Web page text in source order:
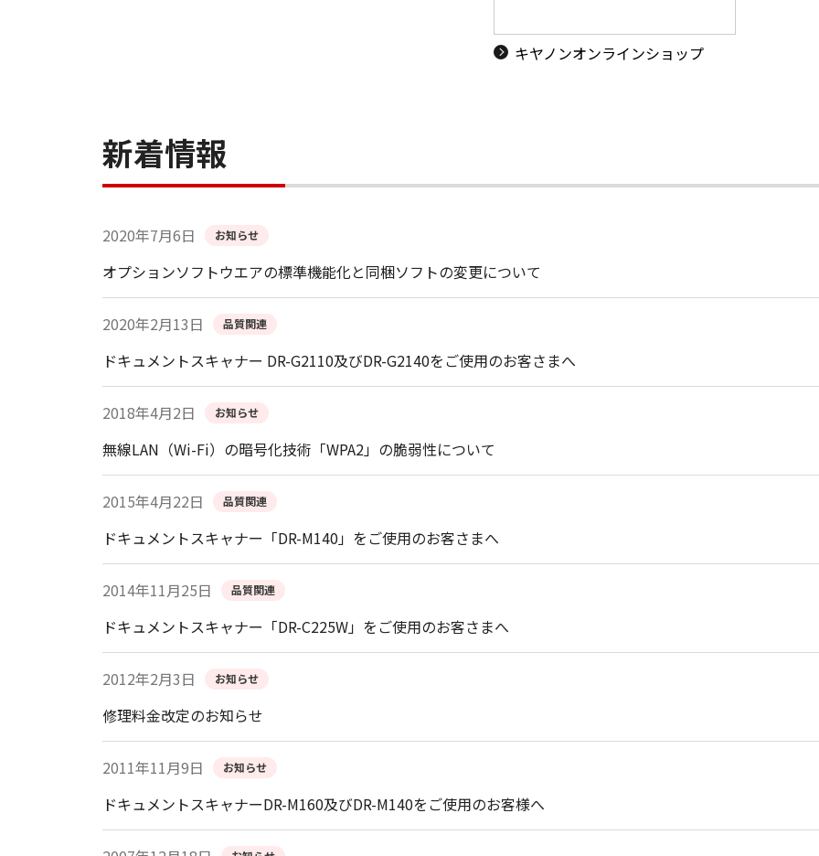
キヤノンオンラインショップ
新着情報
2020年7月6日 お知らせ
オプションソフトウエアの標準機能化と同梱ソフトの変更について
2020年2月13日 品質関連
ドキュメントスキャナー DR-G2110及びDR-G2140をご使用のお客さまへ
2018年4月2日 お知らせ
無線LAN（Wi-Fi）の暗号化技術「WPA2」の脆弱性について
2015年4月22日 品質関連
ドキュメントスキャナー「DR-M140」をご使用のお客さまへ
2014年11月25日 品質関連
ドキュメントスキャナー「DR-C225W」をご使用のお客さまへ
2012年2月3日 お知らせ
修理料金改定のお知らせ
2011年11月9日 お知らせ
ドキュメントスキャナーDR-M160及びDR-M140をご使用のお客様へ